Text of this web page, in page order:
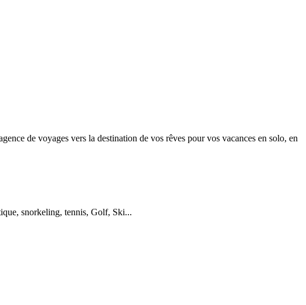
de voyages vers la destination de vos rêves pour vos vacances en solo, en
snorkeling, tennis, Golf, Ski...